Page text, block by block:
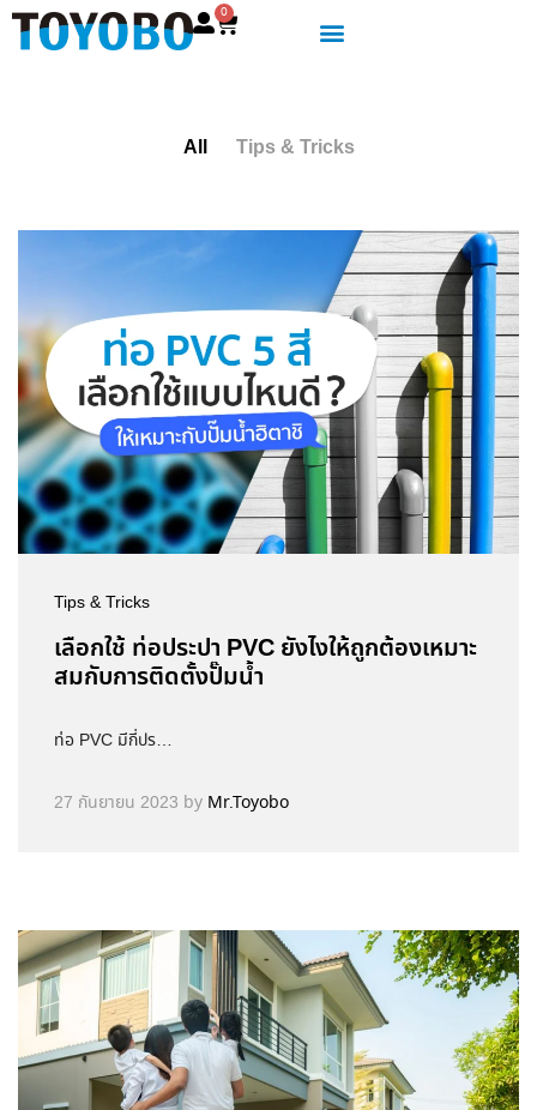
0
All Tips & Tricks
Tips & Tricks
เลือกใช้ ท่อประปา PVC ยังไงให้ถูกต้องเหมาะ
สมกับการติดตั้งปั๊มน้ำ
ท่อ PVC มีกี่ปร…
27 กันยายน 2023 by Mr.Toyobo